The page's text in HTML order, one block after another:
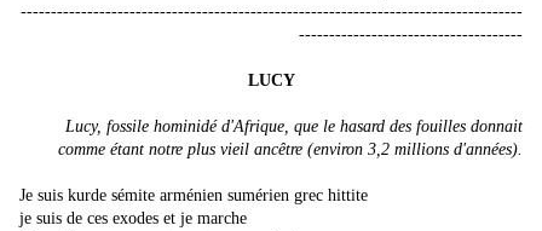
-----------------------------------------------------------------------------------
-------------------------------------
LUCY
Lucy, fossile hominidé d'Afrique, que le hasard des fouilles donnait
comme étant notre plus vieil ancêtre (environ 3,2 millions d'années).
Je suis kurde sémite arménien sumérien grec hittite
je suis de ces exodes et je marche